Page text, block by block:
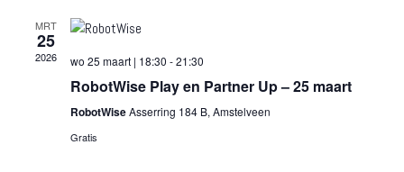
MRT
25
2026 wo 25 maart | 18:30 -21:30
RobotWise Play en Partner Up – 25 maart
RobotWiseAsserring 184 B, Amstelveen
Gratis